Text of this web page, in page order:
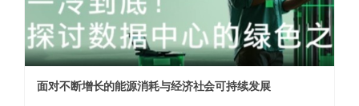
面对不断增长的能源消耗与经济社会可持续发展